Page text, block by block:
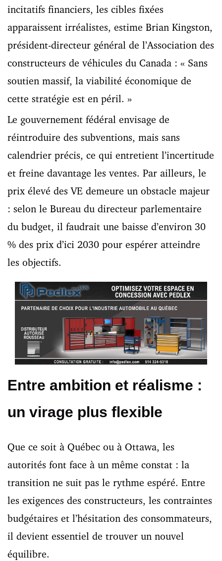
incitatifs financiers, les cibles fixées
apparaissent irréalistes, estime Brian Kingston,
président-directeur général de l’Association des
constructeurs de véhicules du Canada : « Sans
soutien massif, la viabilité économique de
cette stratégie est en péril. »
Le gouvernement fédéral envisage de
réintroduire des subventions, mais sans
calendrier précis, ce qui entretient l’incertitude
et freine davantage les ventes. Par ailleurs, le
prix élevé des VE demeure un obstacle majeur
: selon le Bureau du directeur parlementaire
du budget, il faudrait une baisse d’environ 30
% des prix d’ici 2030 pour espérer atteindre
les objectifs.
Entre ambition et réalisme :
un virage plus flexible
Que ce soit à Québec ou à Ottawa, les
autorités font face à un même constat : la
transition ne suit pas le rythme espéré. Entre
les exigences des constructeurs, les contraintes
budgétaires et l’hésitation des consommateurs,
il devient essentiel de trouver un nouvel
équilibre.